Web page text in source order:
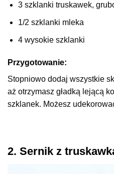
3 szklanki truskawek,
1/2 szklanki mleka
4 wysokie szklanki
Przygotowanie:
Stopniowo dodaj wszystkie
aż otrzymasz gładką lejącą
szklanek. Możesz
2. Sernik z